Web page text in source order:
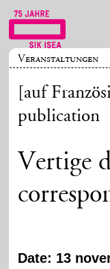
Veranstaltungen
[auf
publication
Vertige
Date: 13